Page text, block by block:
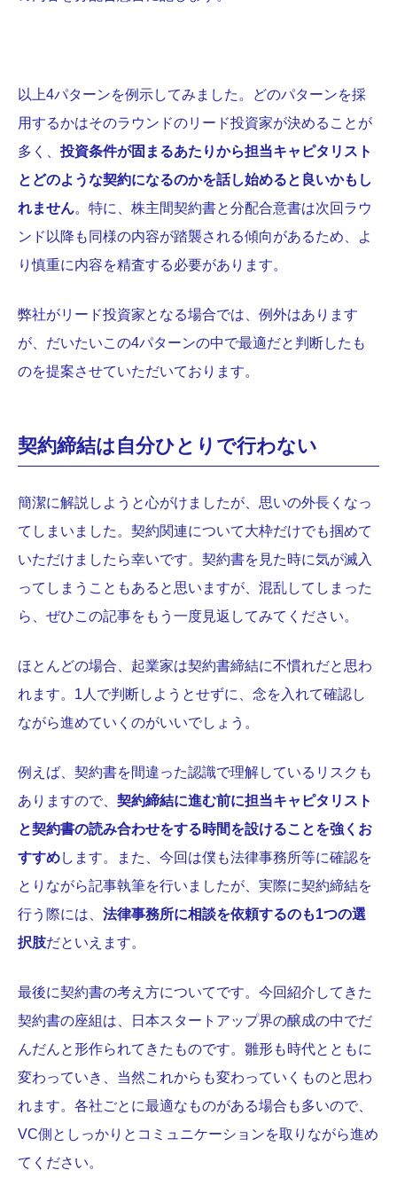
以上4パターンを例示してみました。どのパターンを採
用するかはそのラウンドのリード投資家が決めることが
多く、 投資条件が固まるあたりから担当キャピタリスト
とどのような契約になるのかを話し始めると良いかもし
れません 。特に、株主間契約書と分配合意書は次回ラウ
ンド以降も同様の内容が踏襲される傾向があるため、よ
り慎重に内容を精査する必要があります。
弊社がリード投資家となる場合では、例外はあります
が、だいたいこの4パターンの中で最適だと判断したも
のを提案させていただいております。
契約締結は自分ひとりで行わない
簡潔に解説しようと心がけましたが、思いの外長くなっ
てしまいました。契約関連について大枠だけでも掴めて
いただけましたら幸いです。契約書を見た時に気が滅入
ってしまうこともあると思いますが、混乱してしまった
ら、ぜひこの記事をもう一度見返してみてください。
ほとんどの場合、起業家は契約書締結に不慣れだと思わ
れます。1人で判断しようとせずに、念を入れて確認し
ながら進めていくのがいいでしょう。
例えば、契約書を間違った認識で理解しているリスクも
ありますので、 契約締結に進む前に担当キャピタリスト
と契約書の読み合わせをする時間を設けることを強くお
すすめします。また、今回は僕も法律事務所等に確認を
とりながら記事執筆を行いましたが、実際に契約締結を
行う際には、 法律事務所に相談を依頼するのも1つの選
択肢だといえます。
最後に契約書の考え方についてです。今回紹介してきた
契約書の座組は、日本スタートアップ界の醸成の中でだ
んだんと形作られてきたものです。雛形も時代とともに
変わっていき、当然これからも変わっていくものと思わ
れます。各社ごとに最適なものがある場合も多いので、
VC側としっかりとコミュニケーションを取りながら進め
てください。